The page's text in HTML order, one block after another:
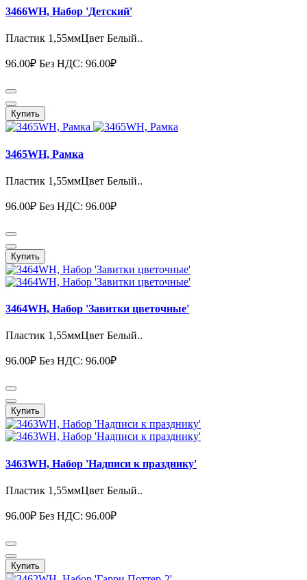
3466WH, Набор 'Детский'
Пластик 1,55ммЦвет Белый..
96.00₽ Без НДС: 96.00₽
Купить
3465WH, Рамка
Пластик 1,55ммЦвет Белый..
96.00₽ Без НДС: 96.00₽
Купить
3464WH, Набор 'Завитки цветочные'
Пластик 1,55ммЦвет Белый..
96.00₽ Без НДС: 96.00₽
Купить
3463WH, Набор 'Надписи к празднику'
Пластик 1,55ммЦвет Белый..
96.00₽ Без НДС: 96.00₽
Купить